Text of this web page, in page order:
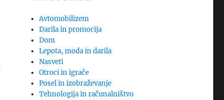
Avtomobilizem
Darila in promocija
Dom
Lepota, moda in darila
Nasveti
Otroci in igrače
Posel in izobraževanje
Tehnologija in računalništvo